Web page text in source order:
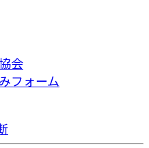
会
フォーム